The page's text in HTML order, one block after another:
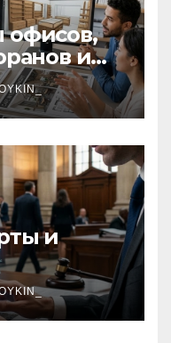
офисов,
и
3D-
и
работы